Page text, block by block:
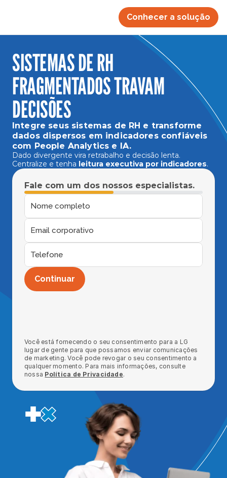
Conhecer a solução
SISTEMAS DE RH
FRAGMENTADOS TRAVAM
DECISÕES
Integre seus sistemas de RH e transforme
dados dispersos em indicadores confiáveis
com People Analytics e IA.
Dado divergente vira retrabalho e decisão lenta.
Centralize e tenha leitura executiva por indicadores.
Fale com um dos nossos especialistas.
Continuar
Quero um RH integrado
Você está fornecendo o seu consentimento para a LG
lugar de gente para que possamos enviar comunicações
de marketing. Você pode revogar o seu consentimento a
qualquer momento. Para mais informações, consulte
nossa Política de Privacidade.